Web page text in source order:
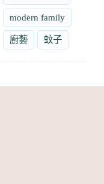
modern family
廚藝 蚊子